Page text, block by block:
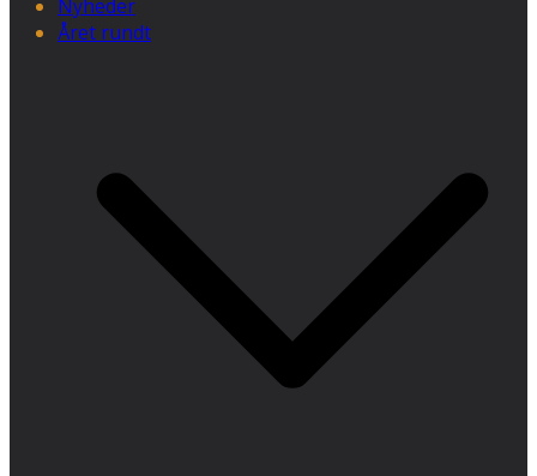
Nyheder
Året rundt